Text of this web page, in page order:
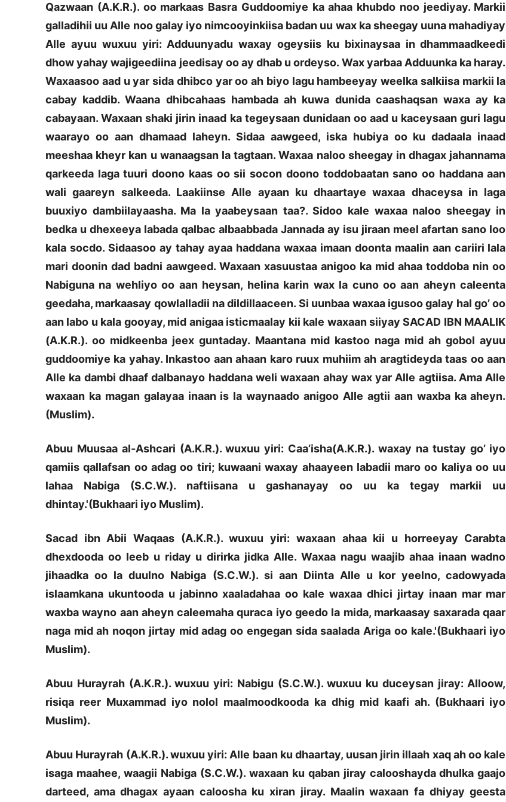
Qazwaan (A.K.R.). oo markaas Basra Guddoomiye ka ahaa khubdo noo jeediyay. Markii
galladihii uu Alle noo galay iyo nimcooyinkiisa badan uu wax ka sheegay uuna mahadiyay
Alle ayuu wuxuu yiri: Adduunyadu waxay ogeysiis ku bixinaysaa in dhammaadkeedi
dhow yahay wajigeediina jeedisay oo ay dhab u ordeyso. Wax yarbaa Adduunka ka haray.
Waxaasoo aad u yar sida dhibco yar oo ah biyo lagu hambeeyay weelka salkiisa markii la
cabay kaddib. Waana dhibcahaas hambada ah kuwa dunida caashaqsan waxa ay ka
cabayaan. Waxaan shaki jirin inaad ka tegeysaan dunidaan oo aad u kaceysaan guri lagu
waarayo oo aan dhamaad laheyn. Sidaa aawgeed, iska hubiya oo ku dadaala inaad
meeshaa kheyr kan u wanaagsan la tagtaan. Waxaa naloo sheegay in dhagax jahannama
qarkeeda laga tuuri doono kaas oo sii socon doono toddobaatan sano oo haddana aan
wali gaareyn salkeeda. Laakiinse Alle ayaan ku dhaartaye waxaa dhaceysa in laga
buuxiyo dambiilayaasha. Ma la yaabeysaan taa?. Sidoo kale waxaa naloo sheegay in
bedka u dhexeeya labada qalbac albaabbada Jannada ay isu jiraan meel afartan sano loo
kala socdo. Sidaasoo ay tahay ayaa haddana waxaa imaan doonta maalin aan cariiri lala
mari doonin dad badni aawgeed. Waxaan xasuustaa anigoo ka mid ahaa toddoba nin oo
Nabiguna na wehliyo oo aan heysan, helina karin wax la cuno oo aan aheyn caleenta
geedaha, markaasay qowlalladii na dildillaaceen. Si uunbaa waxaa igusoo galay hal go’ oo
aan labo u kala gooyay, mid anigaa isticmaalay kii kale waxaan siiyay SACAD IBN MAALIK
(A.K.R.). oo midkeenba jeex guntaday. Maantana mid kastoo naga mid ah gobol ayuu
guddoomiye ka yahay. Inkastoo aan ahaan karo ruux muhiim ah aragtideyda taas oo aan
Alle ka dambi dhaaf dalbanayo haddana weli waxaan ahay wax yar Alle agtiisa. Ama Alle
waxaan ka magan galayaa inaan is la waynaado anigoo Alle agtii aan waxba ka aheyn.
(Muslim).
Abuu Muusaa al-Ashcari (A.K.R.). wuxuu yiri: Caa’isha(A.K.R.). waxay na tustay go’ iyo
qamiis qallafsan oo adag oo tiri; kuwaani waxay ahaayeen labadii maro oo kaliya oo uu
lahaa Nabiga (S.C.W.). naftiisana u gashanayay oo uu ka tegay markii uu
dhintay.'(Bukhaari iyo Muslim).
Sacad ibn Abii Waqaas (A.K.R.). wuxuu yiri: waxaan ahaa kii u horreeyay Carabta
dhexdooda oo leeb u riday u dirirka jidka Alle. Waxaa nagu waajib ahaa inaan wadno
jihaadka oo la duulno Nabiga (S.C.W.). si aan Diinta Alle u kor yeelno, cadowyada
islaamkana ukuntooda u jabinno xaaladahaa oo kale waxaa dhici jirtay inaan mar mar
waxba wayno aan aheyn caleemaha quraca iyo geedo la mida, markaasay saxarada qaar
naga mid ah noqon jirtay mid adag oo engegan sida saalada Ariga oo kale.'(Bukhaari iyo
Muslim).
Abuu Hurayrah (A.K.R.). wuxuu yiri: Nabigu (S.C.W.). wuxuu ku duceysan jiray: Alloow,
risiqa reer Muxammad iyo nolol maalmoodkooda ka dhig mid kaafi ah. (Bukhaari iyo
Muslim).
Abuu Hurayrah (A.K.R.). wuxuu yiri: Alle baan ku dhaartay, uusan jirin illaah xaq ah oo kale
isaga maahee, waagii Nabiga (S.C.W.). waxaan ku qaban jiray calooshayda dhulka gaajo
darteed, ama dhagax ayaan caloosha ku xiran jiray. Maalin waxaan fa dhiyay geesta